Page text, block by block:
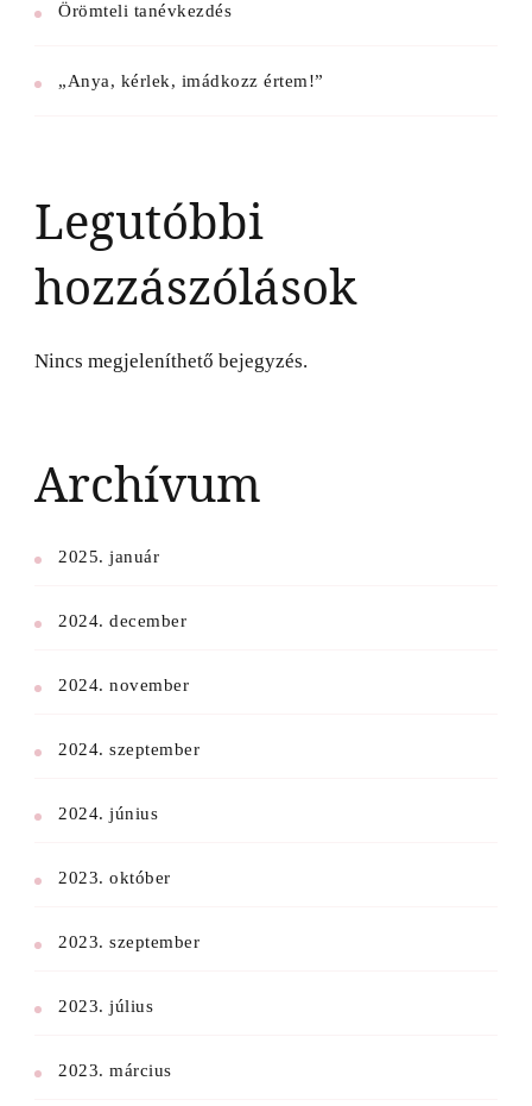
Örömteli tanévkezdés
„Anya, kérlek, imádkozz értem!”
Legutóbbi
hozzászólások
Nincs megjeleníthető bejegyzés.
Archívum
2025. január
2024. december
2024. november
2024. szeptember
2024. június
2023. október
2023. szeptember
2023. július
2023. március